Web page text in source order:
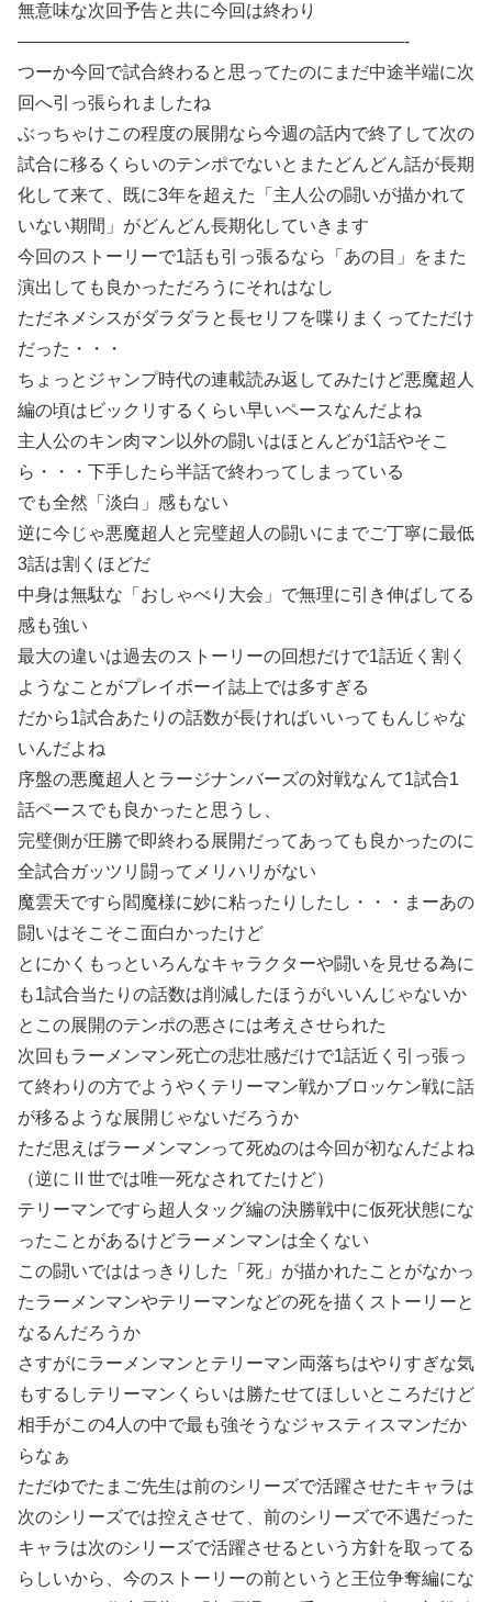
無意味な次回予告と共に今回は終わり
——————————————————————-
つーか今回で試合終わると思ってたのにまだ中途半端に次
回へ引っ張られましたね
ぶっちゃけこの程度の展開なら今週の話内で終了して次の
試合に移るくらいのテンポでないとまたどんどん話が長期
化して来て、既に3年を超えた「主人公の闘いが描かれて
いない期間」がどんどん長期化していきます
今回のストーリーで1話も引っ張るなら「あの目」をまた
演出しても良かっただろうにそれはなし
ただネメシスがダラダラと長セリフを喋りまくってただけ
だった・・・
ちょっとジャンプ時代の連載読み返してみたけど悪魔超人
編の頃はビックリするくらい早いペースなんだよね
主人公のキン肉マン以外の闘いはほとんどが1話やそこ
ら・・・下手したら半話で終わってしまっている
でも全然「淡白」感もない
逆に今じゃ悪魔超人と完璧超人の闘いにまでご丁寧に最低
3話は割くほどだ
中身は無駄な「おしゃべり大会」で無理に引き伸ばしてる
感も強い
最大の違いは過去のストーリーの回想だけで1話近く割く
ようなことがプレイボーイ誌上では多すぎる
だから1試合あたりの話数が長ければいいってもんじゃな
いんだよね
序盤の悪魔超人とラージナンバーズの対戦なんて1試合1
話ペースでも良かったと思うし、
完璧側が圧勝で即終わる展開だってあっても良かったのに
全試合ガッツリ闘ってメリハリがない
魔雲天ですら閻魔様に妙に粘ったりしたし・・・まーあの
闘いはそこそこ面白かったけど
とにかくもっといろんなキャラクターや闘いを見せる為に
も1試合当たりの話数は削減したほうがいいんじゃないか
とこの展開のテンポの悪さには考えさせられた
次回もラーメンマン死亡の悲壮感だけで1話近く引っ張っ
て終わりの方でようやくテリーマン戦かブロッケン戦に話
が移るような展開じゃないだろうか
ただ思えばラーメンマンって死ぬのは今回が初なんだよね
（逆にⅡ世では唯一死なされてたけど）
テリーマンですら超人タッグ編の決勝戦中に仮死状態にな
ったことがあるけどラーメンマンは全くない
この闘いでははっきりした「死」が描かれたことがなかっ
たラーメンマンやテリーマンなどの死を描くストーリーと
なるんだろうか
さすがにラーメンマンとテリーマン両落ちはやりすぎな気
もするしテリーマンくらいは勝たせてほしいところだけど
相手がこの4人の中で最も強そうなジャスティスマンだか
らなぁ
ただゆでたまご先生は前のシリーズで活躍させたキャラは
次のシリーズでは控えさせて、前のシリーズで不遇だった
キャラは次のシリーズで活躍させるという方針を取ってる
らしいから、今のストーリーの前というと王位争奪編にな